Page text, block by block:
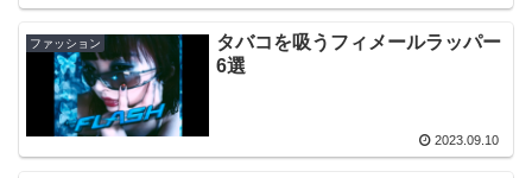
ファッション
タバコを吸うフィメールラッパー
6選
2023.09.10